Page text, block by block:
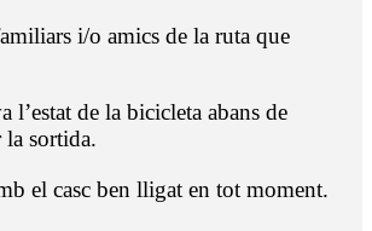
i/o amics de la ruta que
l’estat de la bicicleta abans de
la sortida.
el casc ben lligat en tot moment.